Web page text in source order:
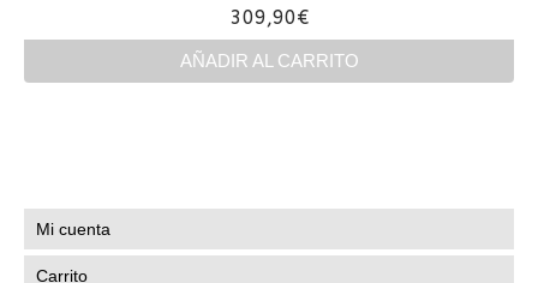
309,90€
AÑADIR AL CARRITO
Mi cuenta
Carrito